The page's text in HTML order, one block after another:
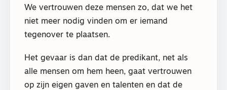
We vertrouwen deze mensen zo, dat we het
niet meer nodig vinden om er iemand
tegenover te plaatsen.
Het gevaar is dan dat de predikant, net als
alle mensen om hem heen, gaat vertrouwen
op zijn eigen gaven en talenten en dat de